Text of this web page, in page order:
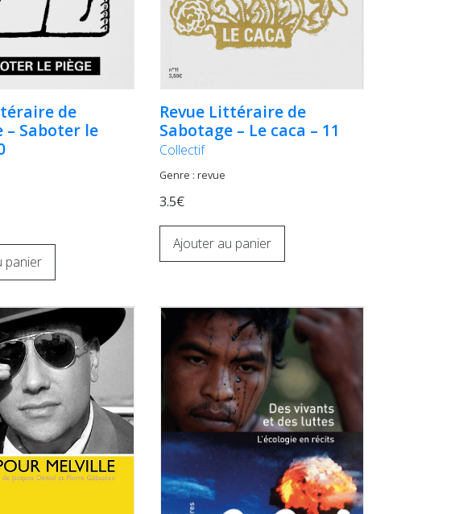
de
– Saboter le
panier
Revue Littéraire de
Sabotage – Le caca – 11
Collectif
Genre : revue
3.5€
Ajouter au panier